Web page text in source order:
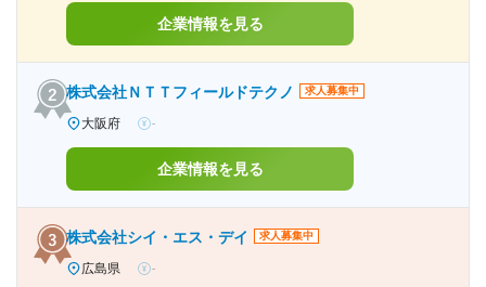
企業情報を見る
株式会社ＮＴＴフィールドテクノ 求人募集中
大阪府 -
企業情報を見る
株式会社シイ・エス・デイ 求人募集中
広島県 -